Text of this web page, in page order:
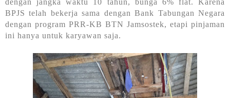
dengan jangka waktu 10 tahun, bunga 6% flat. Karena
BPJS telah bekerja sama dengan Bank Tabungan Negara
dengan program PRR-KB BTN Jamsostek, etapi pinjaman
ini hanya untuk karyawan saja.